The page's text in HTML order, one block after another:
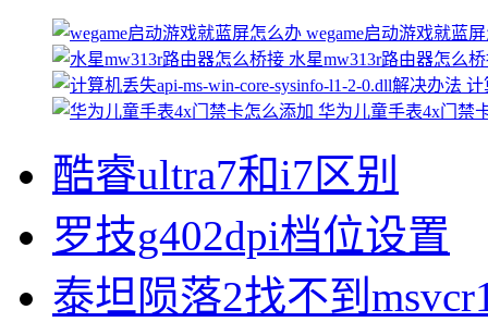
wegame启动游戏就蓝
水星mw313r路由器怎么
计
华为儿童手表4x门禁
酷睿ultra7和i7区别
罗技g402dpi档位设置
泰坦陨落2找不到